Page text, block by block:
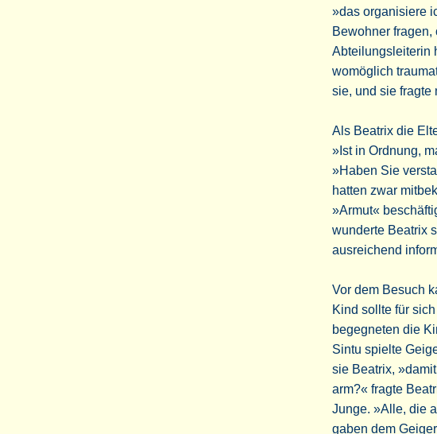
»das organisiere
Bewohner
Abteilungsleiterin
womöglich
sie, und sie fragte
Als Beatrix die
»Ist in Ordnung,
»Haben Sie
hatten zwar
»Armut«
wunderte Beatrix
ausreichend
Vor dem Besuch
Kind sollte für
begegneten die
Sintu spielte
sie Beatrix,
arm?« fragte
Junge. »Alle, die
gaben dem